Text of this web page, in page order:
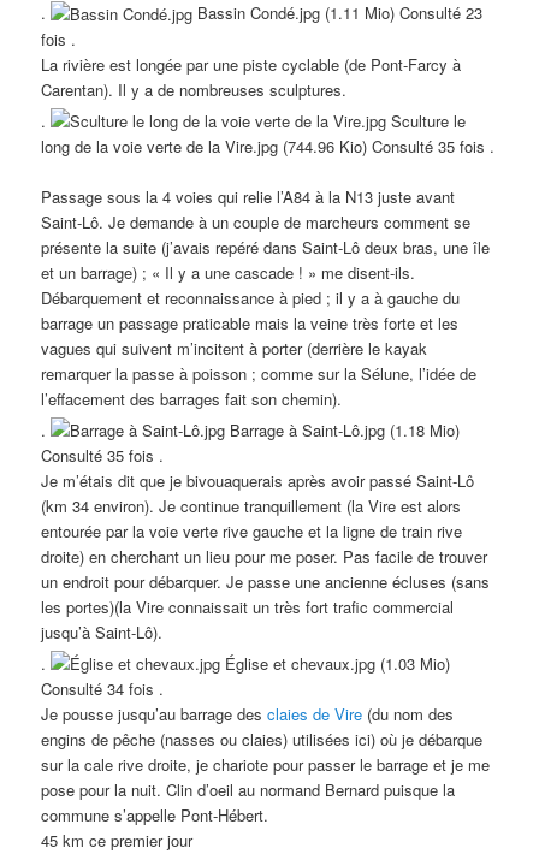
.
Bassin Condé.jpg (1.11 Mio) Consulté 23
fois .
La rivière est longée par une piste cyclable (de Pont-Farcy à
Carentan). Il y a de nombreuses sculptures.
.
Sculture le
long de la voie verte de la Vire.jpg (744.96 Kio) Consulté 35 fois .
Passage sous la 4 voies qui relie l’A84 à la N13 juste avant
Saint-Lô. Je demande à un couple de marcheurs comment se
présente la suite (j’avais repéré dans Saint-Lô deux bras, une île
et un barrage) ; « Il y a une cascade ! » me disent-ils.
Débarquement et reconnaissance à pied ; il y a à gauche du
barrage un passage praticable mais la veine très forte et les
vagues qui suivent m’incitent à porter (derrière le kayak
remarquer la passe à poisson ; comme sur la Sélune, l’idée de
l’effacement des barrages fait son chemin).
.
Barrage à Saint-Lô.jpg (1.18 Mio)
Consulté 35 fois .
Je m’étais dit que je bivouaquerais après avoir passé Saint-Lô
(km 34 environ). Je continue tranquillement (la Vire est alors
entourée par la voie verte rive gauche et la ligne de train rive
droite) en cherchant un lieu pour me poser. Pas facile de trouver
un endroit pour débarquer. Je passe une ancienne écluses (sans
les portes)(la Vire connaissait un très fort trafic commercial
jusqu’à Saint-Lô).
.
Église et chevaux.jpg (1.03 Mio)
Consulté 34 fois .
Je pousse jusqu’au barrage desclaies de Vire (du nom des
engins de pêche (nasses ou claies) utilisées ici) où je débarque
sur la cale rive droite, je chariote pour passer le barrage et je me
pose pour la nuit. Clin d’oeil au normand Bernard puisque la
commune s’appelle Pont-Hébert.
45 km ce premier jour